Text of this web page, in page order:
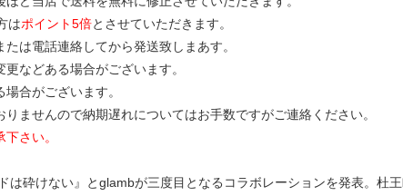
はポイント5倍とさせていただきます。
は電話連絡してから発送致しまあす。
などある場合がございます。
合がございます。
ませんので納期遅れについてはお手数ですがご連絡ください。
さい。
は砕けない』とglambが三度目となるコラボレーションを発表。杜